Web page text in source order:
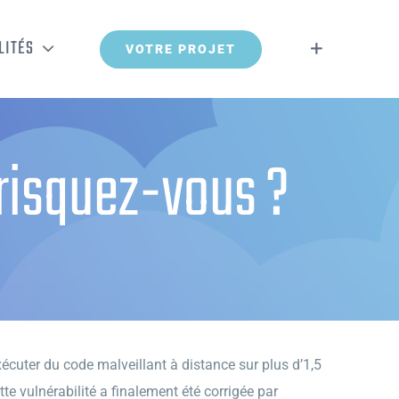
VOTRE PROJET
vous ?
du code malveillant à distance sur plus d’1,5
vulnérabilité a finalement été corrigée par